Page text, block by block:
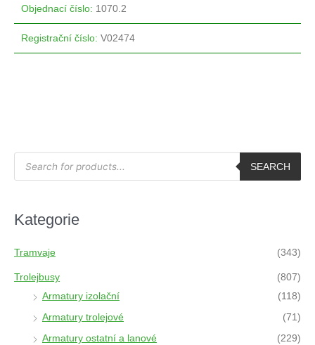
Objednací číslo: 1070.2
Registrační číslo: V02474
P
d
s
a
r
h
SEARCH
Kategorie
Tramvaje (343)
Trolejbusy
(807)
Armatury izolační
(118)
Armatury trolejové (71)
Armatury ostatní a lanové (229)